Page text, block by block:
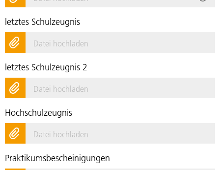
letztes Schulzeugnis
Datei hochladen
letztes Schulzeugnis 2
Datei hochladen
Hochschulzeugnis
Datei hochladen
Praktikumsbescheinigungen